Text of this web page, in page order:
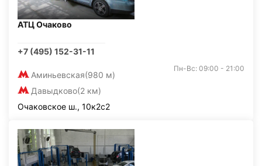
АТЦ Очаково
+7 (495) 152-31-11
Аминьевская(980 м)
Давыдково(2 км)
Пн-Вс: 09:00 - 21:00
Очаковское ш., 10к2с2